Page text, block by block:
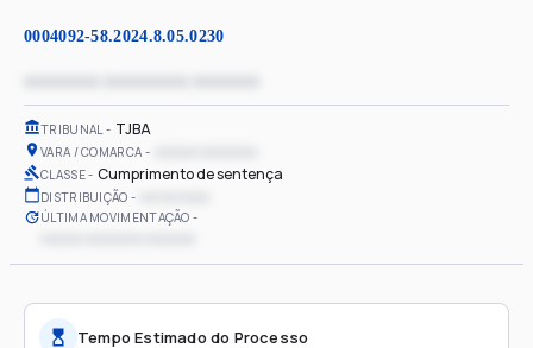
0004092-58.2024.8.05.0230
TRIBUNAL TJBA
VARA / COMARCA
CLASSE Cumprimento de sentença
DISTRIBUIÇÃO
ÚLTIMA MOVIMENTAÇÃO
Tempo Estimado do Processo